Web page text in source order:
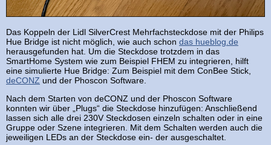
Das Koppeln der Lidl SilverCrest Mehrfachsteckdose mit der Philips
Hue Bridge ist nicht möglich, wie auch schon das hueblog.de
herausgefunden hat. Um die Steckdose trotzdem in das
SmartHome System wie zum Beispiel FHEM zu integrieren, hilft
eine simulierte Hue Bridge: Zum Beispiel mit dem ConBee Stick,
deCONZ und der Phoscon Software.
Nach dem Starten von deCONZ und der Phoscon Software
konnten wir über „Plugs“ die Steckdose hinzufügen: Anschließend
lassen sich alle drei 230V Steckdosen einzeln schalten oder in eine
Gruppe oder Szene integrieren. Mit dem Schalten werden auch die
jeweiligen LEDs an der Steckdose ein- der ausgeschaltet.